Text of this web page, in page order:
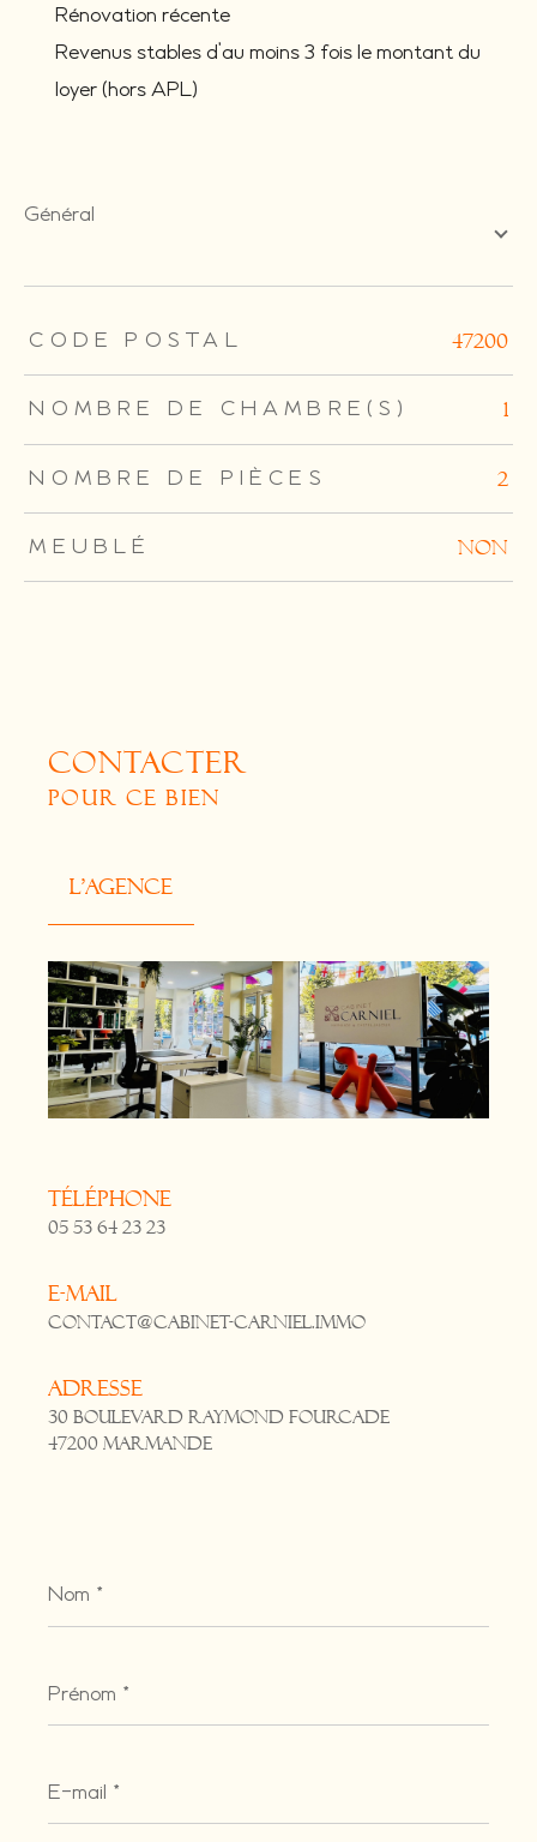
Rénovation récente
Revenus stables d’au moins 3 fois le montant du
loyer (hors APL)
général
TRAD_ZEPHYR_Caracteristique TRAD_ZEPHYR_Valeurs
CODE POSTAL 47200
NOMBRE DE CHAMBRE(S) 1
NOMBRE DE PIÈCES 2
MEUBLÉ NON
CONTACTER
POUR CE BIEN
L'agence
Téléphone
05 53 64 23 23
E-mail
contact@cabinet-carniel.immo
Adresse
30 Boulevard Raymond Fourcade
47200 Marmande
*
*
mail
*